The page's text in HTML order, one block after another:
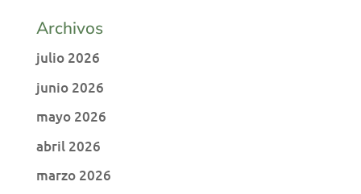
Archivos
julio 2026
junio 2026
mayo 2026
abril 2026
marzo 2026